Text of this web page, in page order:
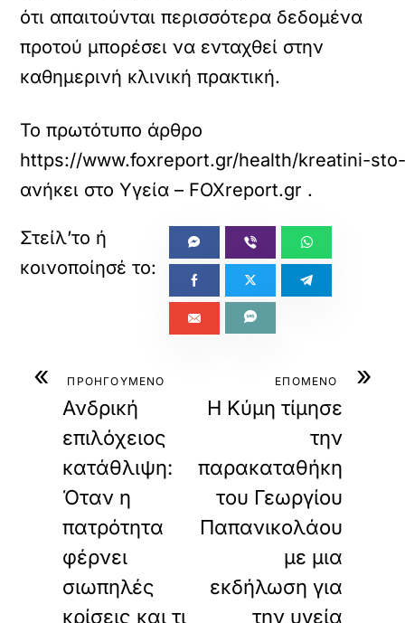
ότι απαιτούνται περισσότερα δεδομένα
προτού μπορέσει να ενταχθεί στην
καθημερινή κλινική πρακτική.
Το πρωτότυπο άρθρο
https://www.foxreport.gr/health/kreatini-
ανήκει στοΥγεία – FOXreport.gr .
« ΠΡΟΗΓΟΥΜΕΝΟ
Ανδρική
επιλόχειος
κατάθλιψη:
Όταν η
πατρότητα
φέρνει
σιωπηλές
κρίσεις και τι
»
ΕΠΟΜΕΝΟ
Η Κύμη τίμησε
την
παρακαταθήκη
του Γεωργίου
Παπανικολάου
με μια
εκδήλωση για
την υγεία